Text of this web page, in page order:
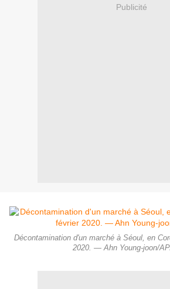
Publicité
Décontamination d'un marché à Séoul, en
2020. — Ahn Young-joon/